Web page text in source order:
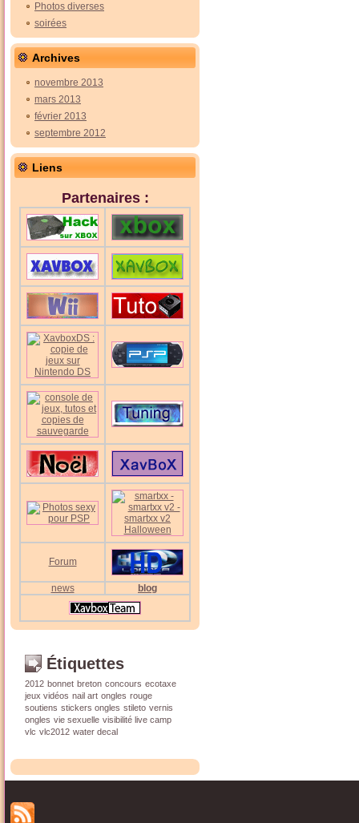
Photos diverses
soirées
Archives
novembre 2013
mars 2013
février 2013
septembre 2012
Liens
Partenaires :
Forum
news blog
Étiquettes
2012 bonnet breton concours ecotaxe
jeux vidéos nail art ongles rouge
soutiens stickers ongles stileto vernis
ongles vie sexuelle visibilité live camp
vlc vlc2012 water decal